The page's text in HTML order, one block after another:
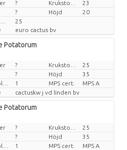
enhet
?
23
? Höjd
20
25
euro cactus bv
Potatorum
enhet
?
25
? Höjd
35
1 MPS cert.
MPS A
cactuskw j vd linden bv
Potatorum
enhet
?
25
? Höjd
35
1 MPS cert.
MPS A